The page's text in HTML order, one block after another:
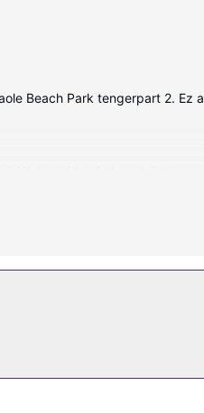
Beach Park tengerpart 2. Ez a
és családtagjaival is
egyéni parkolás biztosított a